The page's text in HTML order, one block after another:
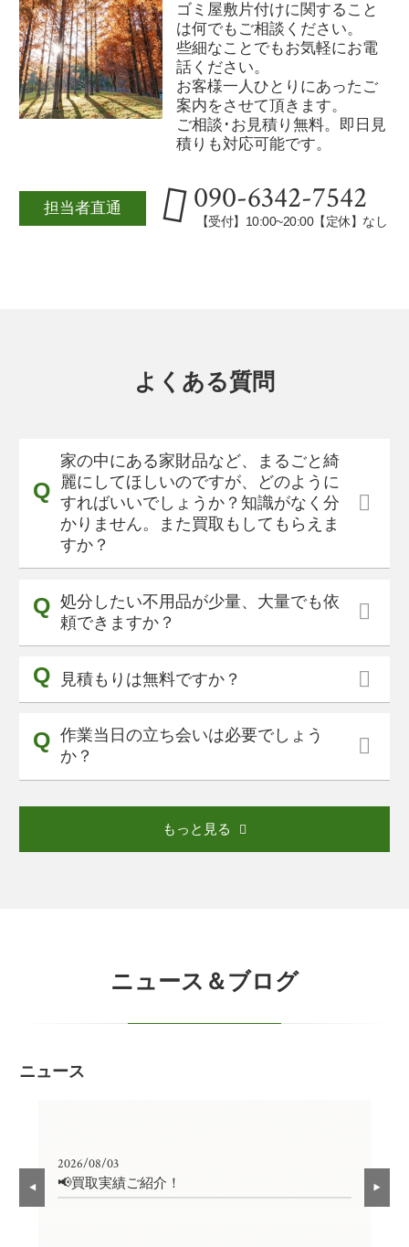
ゴミ屋敷片付けに関すること
は何でもご相談ください。
些細なことでもお気軽にお電
話ください。
お客様一人ひとりにあったご
案内をさせて頂きます。
ご相談･お見積り無料。即日見
積りも対応可能です。
担当者直通 090-6342-7542
【受付】10:00~20:00【定休】なし
よくある質問
家の中にある家財品など、まるごと綺
麗にしてほしいのですが、どのように
すればいいでしょうか？知識がなく分
かりません。また買取もしてもらえま
すか？
処分したい不用品が少量、大量でも依
頼できますか？
見積もりは無料ですか？
作業当日の立ち会いは必要でしょう
か？
もっと見る
ニュース＆ブログ
ニュース
2026/08/03
📢買取実績ご紹介！